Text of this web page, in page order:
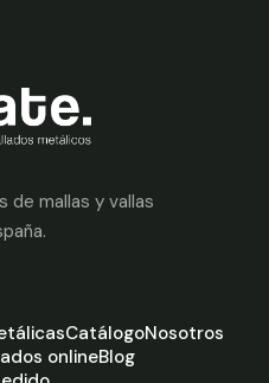
de mallas y vallas
CatálogoNosotros
onlineBlog